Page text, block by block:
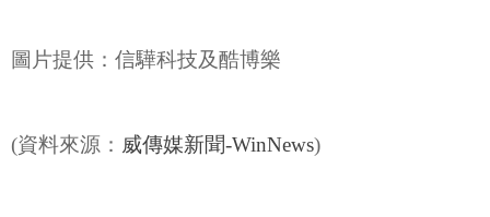
圖片提供：信驊科技及酷博樂
(資料來源： 威傳媒新聞-WinNews)